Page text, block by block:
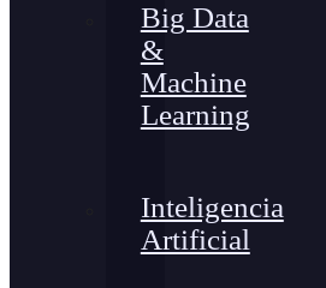
Big Data
&
Machine
Learning
Inteligencia
Artificial